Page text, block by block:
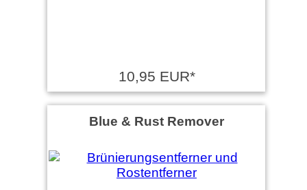
10,95 EUR*
Blue & Rust Remover